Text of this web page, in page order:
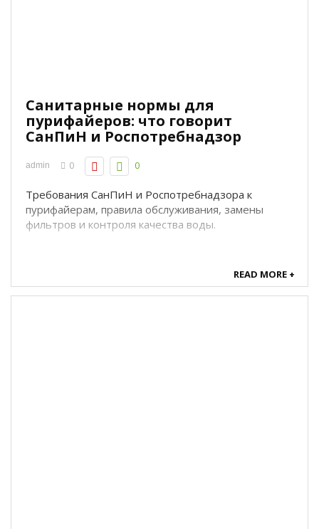
Санитарные нормы для
пурифайеров: что говорит
СанПиН и Роспотребнадзор
admin 0 0
Требования СанПиН и Роспотребнадзора к
пурифайерам, правила обслуживания, замены
фильтров и контроля качества воды.
READ MORE +